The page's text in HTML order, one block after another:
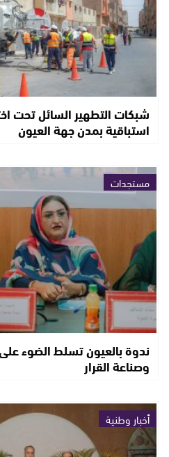
شبكات التطهير السائل تحت
استباقية بمدن جهة العيون
مستجدات
ندوة بالعيون تسلط الضوء
وصناعة القرار
أخبار وطنية